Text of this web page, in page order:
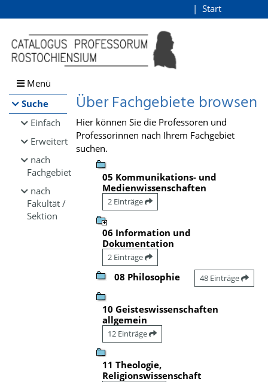
Browsen
direkt zum Inhalt
Start
Menü
Suche
Einfach
Erweitert
nach
Fachgebiet
nach
Fakultät /
Sektion
Über Fachgebiete browsen
Hier können Sie die Professoren und
Professorinnen nach Ihrem Fachgebiet
suchen.
05 Kommunikations- und
Medienwissenschaften
2 Einträge
06 Information und
Dokumentation
2 Einträge
08 Philosophie 48 Einträge
10 Geisteswissenschaften
allgemein
12 Einträge
11 Theologie,
Religionswissenschaft